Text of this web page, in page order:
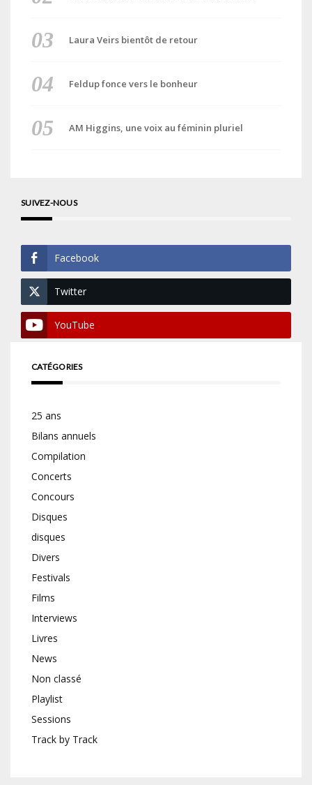
Laura Veirs bientôt de retour
Feldup fonce vers le bonheur
AM Higgins, une voix au féminin pluriel
SUIVEZ-NOUS
Facebook
Twitter
YouTube
CATÉGORIES
25 ans
Bilans annuels
Compilation
Concerts
Concours
Disques
disques
Divers
Festivals
Films
Interviews
Livres
News
Non classé
Playlist
Sessions
Track by Track